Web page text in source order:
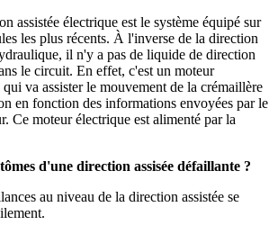
assistée électrique est le système équipé sur
les plus récents. À l'inverse de la direction
il n'y a pas de liquide de direction
le circuit. En effet, c'est un moteur
va assister le mouvement de la crémaillère
en fonction des informations envoyées par le
Ce moteur électrique est alimenté par la
d'une direction assisée défaillante ?
au niveau de la direction assistée se